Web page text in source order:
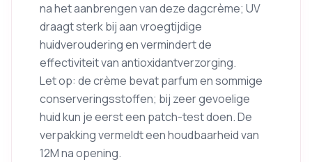
na het aanbrengen van deze dagcrème; UV
draagt sterk bij aan vroegtijdige
huidveroudering en vermindert de
effectiviteit van antioxidantverzorging.
Let op: de crème bevat parfum en sommige
conserveringsstoffen; bij zeer gevoelige
huid kun je eerst een patch-test doen. De
verpakking vermeldt een houdbaarheid van
12M na opening.